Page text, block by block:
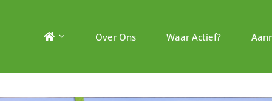
Over Ons Waar Actief?